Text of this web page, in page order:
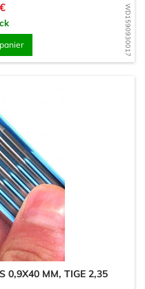
WD1590930017
0,9X40 MM, TIGE 2,35